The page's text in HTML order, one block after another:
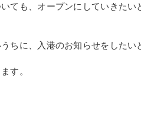
ても、オープンにしていきた
ちに、入港のお知らせをしたい
す。